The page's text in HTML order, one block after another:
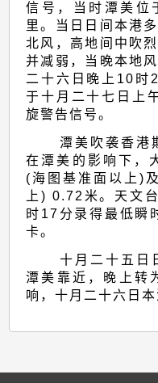
信号，当时潭美位
里。当日日间本港
北风，高地间中吹
并减弱，当晚本地
二十六日晚上10时
于十月二十七日上
旋警告信号。
潭美吹袭香港
在潭美的影响下，
(海图基准面以上)
上) 0.72米。天文
时17分录得最低瞬
卡。
十月二十五日
潭美靠近，晚上转
响，十月二十六日